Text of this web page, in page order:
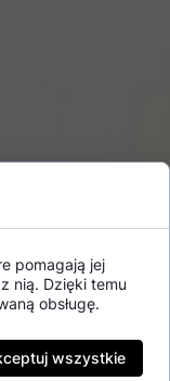
pomagają jej
nią. Dzięki temu
obsługę.
wszystkie